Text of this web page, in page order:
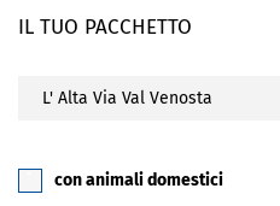
IL TUO PACCHETTO
con animali domestici